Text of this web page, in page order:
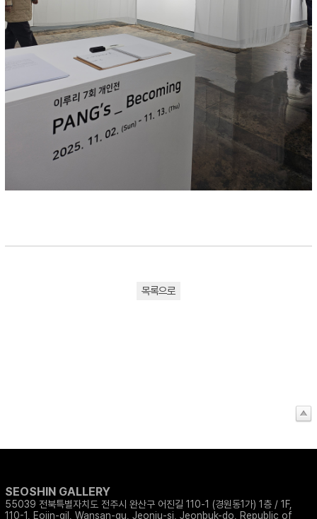
목록으로
SEOSHIN GALLERY
55039 전북특별자치도 전주시 완산구 어진길 110-1 (경원동1가) 1층 / 1F,
110-1, Eojin-gil, Wansan-gu, Jeonju-si, Jeonbuk-do, Republic of